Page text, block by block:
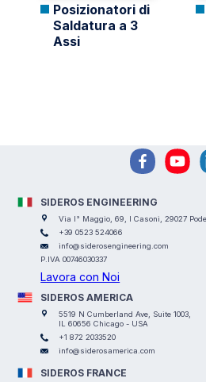
Posizionatori di
Saldatura a 3
Assi
SIDEROS ENGINEERING
Via I° Maggio, 69, I Casoni, 29027
+39 0523 524066
info@siderosengineering.com
P.IVA 00746030337
Lavora con Noi
SIDEROS AMERICA
5519 N Cumberland Ave, Suite 1003,
IL 60656 Chicago - USA
+1 872 2033520
info@siderosamerica.com
SIDEROS FRANCE